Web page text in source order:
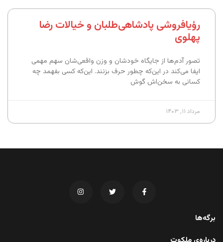
رؤیافروشی پادشاهی‌طلبان و خیالات رضا
پهلوی
تصور آدم‌ها از جایگاه خودشان و وزن واقعی‌شان سهم مهمی
ایفا می‌کند در این‌که چطور حرف بزنند. این‌که کسی بفهمد چه
کسانی به سخن‌اش گوش
مرداد ۱۱, ۱۴۰۳
برگه‌ها